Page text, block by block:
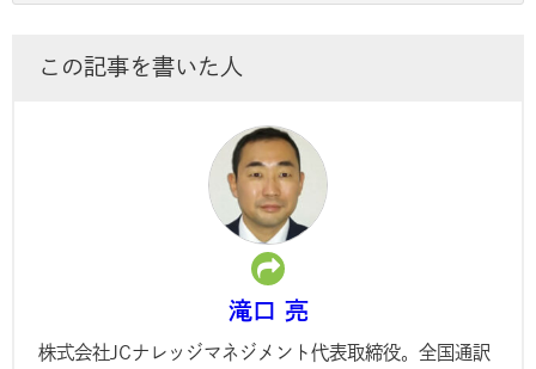
この記事を書いた人
滝口 亮
株式会社JCナレッジマネジメント代表取締役。全国通訳